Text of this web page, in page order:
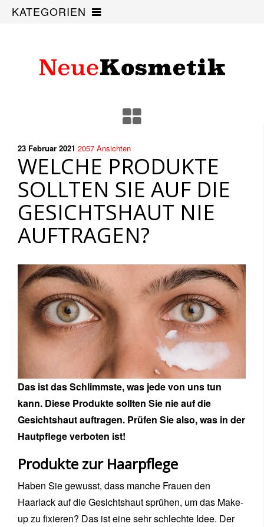
KATEGORIEN
23 Februar 2021 2057 Ansichten
WELCHE PRODUKTE
SOLLTEN SIE AUF DIE
GESICHTSHAUT NIE
AUFTRAGEN?
Das ist das Schlimmste, was jede von uns tun
kann. Diese Produkte sollten Sie nie auf die
Gesichtshaut auftragen. Prüfen Sie also, was in der
Hautpflege verboten ist!
Produkte zur Haarpflege
Haben Sie gewusst, dass manche Frauen den
Haarlack auf die Gesichtshaut sprühen, um das Make-
up zu fixieren? Das ist eine sehr schlechte Idee. Der